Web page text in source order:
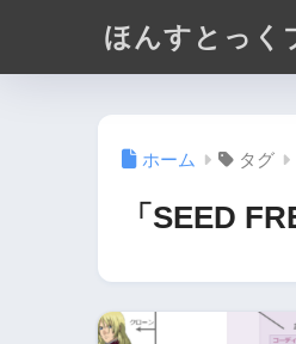
ほんすとっく
ホーム タグ
「SEED